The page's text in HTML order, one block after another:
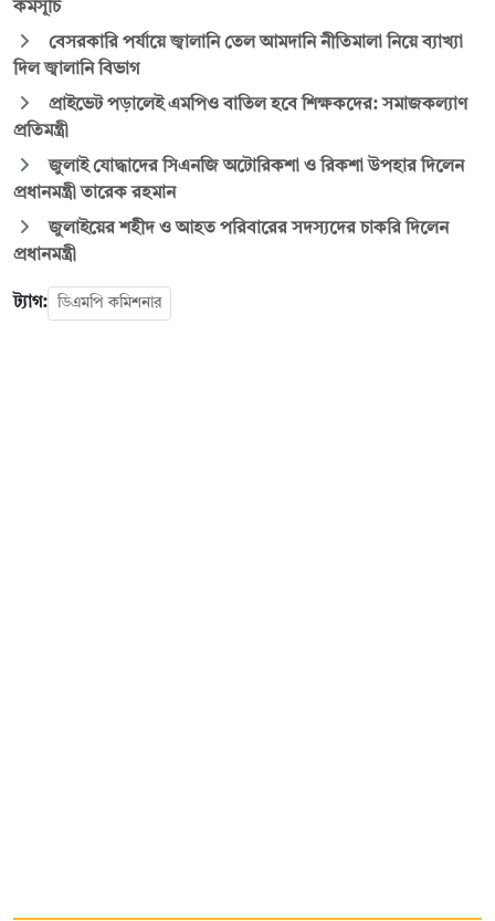
কর্মসূচি
বেসরকারি পর্যায়ে জ্বালানি তেল আমদানি নীতিমালা নিয়ে ব্যাখ্যা
দিল জ্বালানি বিভাগ
প্রাইভেট পড়ালেই এমপিও বাতিল হবে শিক্ষকদের: সমাজকল্যাণ
প্রতিমন্ত্রী
জুলাই যোদ্ধাদের সিএনজি অটোরিকশা ও রিকশা উপহার দিলেন
প্রধানমন্ত্রী তারেক রহমান
জুলাইয়ের শহীদ ও আহত পরিবারের সদস্যদের চাকরি দিলেন
প্রধানমন্ত্রী
ট্যাগ: ডিএমপি কমিশনার